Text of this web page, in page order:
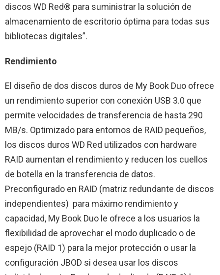
discos WD Red® para suministrar la solución de
almacenamiento de escritorio óptima para todas sus
bibliotecas digitales”.
Rendimiento
El diseño de dos discos duros de My Book Duo ofrece
un rendimiento superior con conexión USB 3.0 que
permite velocidades de transferencia de hasta 290
MB/s. Optimizado para entornos de RAID pequeños,
los discos duros WD Red utilizados con hardware
RAID aumentan el rendimiento y reducen los cuellos
de botella en la transferencia de datos.
Preconfigurado en RAID (matriz redundante de discos
independientes) para máximo rendimiento y
capacidad, My Book Duo le ofrece a los usuarios la
flexibilidad de aprovechar el modo duplicado o de
espejo (RAID 1) para la mejor protección o usar la
configuración JBOD si desea usar los discos